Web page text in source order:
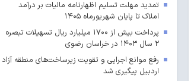
تمدید مهلت تسلیم اظهارنامه مالیات بر درآمد
املاک تا پایان شهریورماه ۱۴۰۵
پرداخت بیش از ۱۷۰۰ میلیارد ریال تسهیلات تبصره
۲ سال ۱۴۰۳ در خراسان رضوی
رفع موانع اجرایی و تقویت زیرساخت‌های منطقه آزاد
اردبیل پیگیری شد